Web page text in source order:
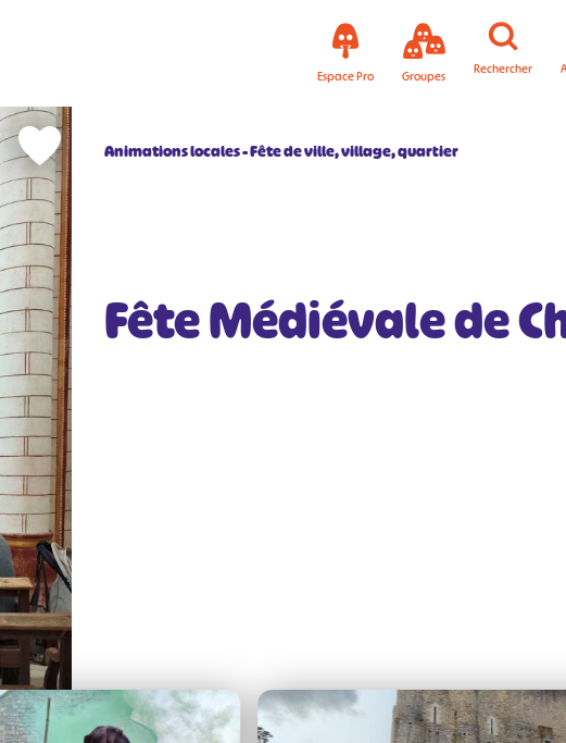
Espace Pro Groupes Rechercher
Animations locales Fête de ville, village, quartier
Fête Médiévale de